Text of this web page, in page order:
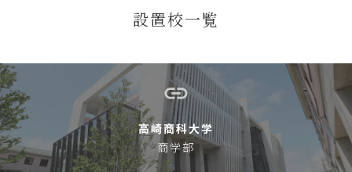
設置校一覧
高崎商科大学
商学部